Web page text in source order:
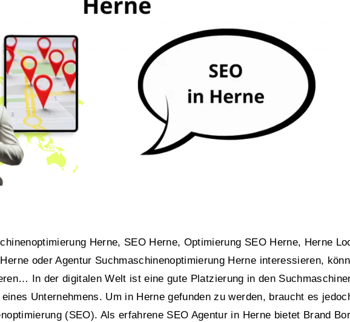
Herne, SEO Herne, Optimierung SEO Herne, Herne
oder Agentur Suchmaschinenoptimierung Herne interessieren,
In der digitalen Welt ist eine gute Platzierung in den
Unternehmens. Um in Herne gefunden zu werden, braucht es
(SEO). Als erfahrene SEO Agentur in Herne bietet Brand